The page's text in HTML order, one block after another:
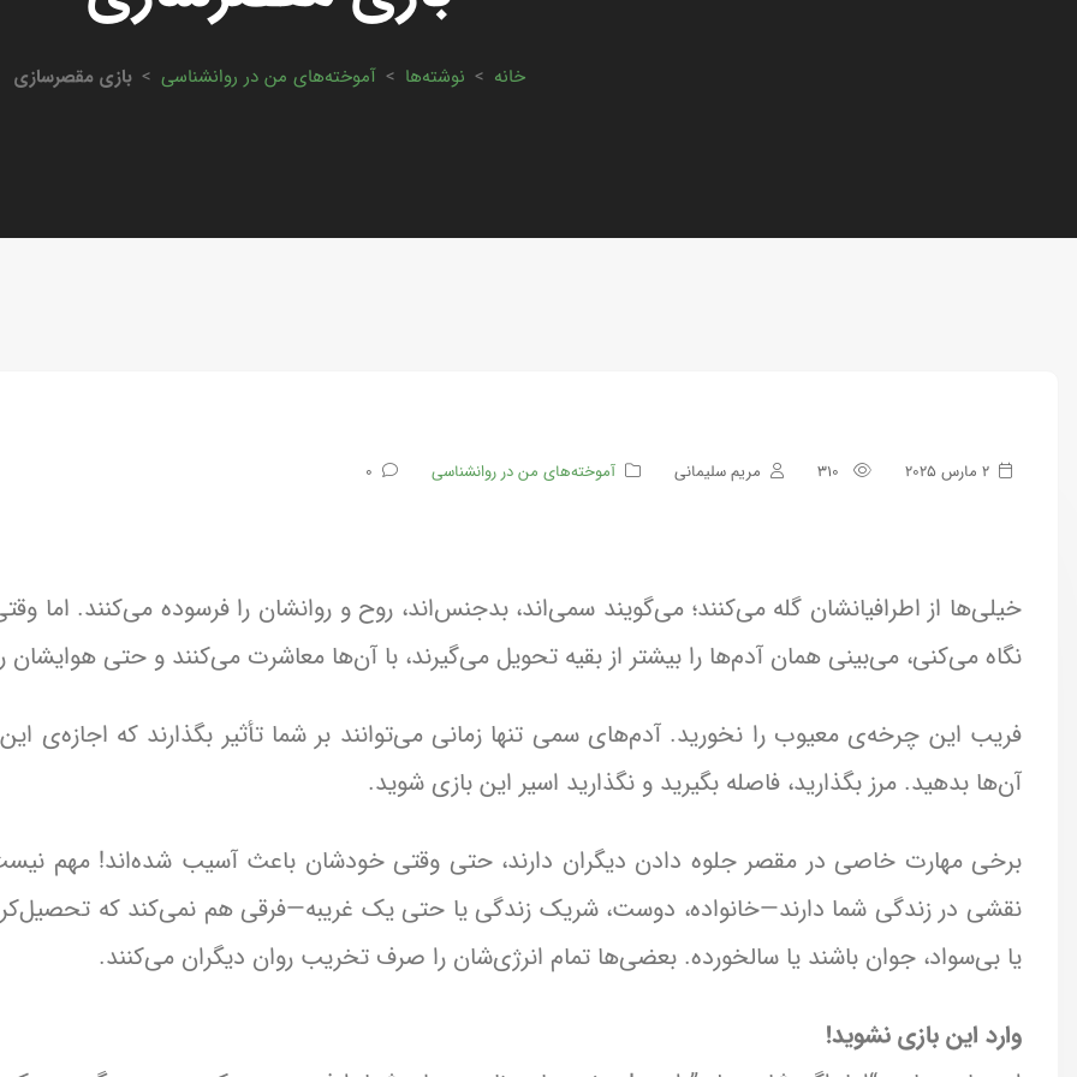
خانه > نوشته‌ها > آموخته‌های من در روانشناسی > بازی مقصرسازی
2 مارس 2025 مریم سلیمانی آموخته‌های من در روانشناسی 0
خیلی‌ها از اطرافیانشان گله می‌کنند؛ می‌گویند سمی‌اند، بدجنس‌اند، روح و روانشان را فرسوده می‌کنند. اما
نگاه می‌کنی، می‌بینی همان آدم‌ها را بیشتر از بقیه تحویل می‌گیرند، با آن‌ها معاشرت می‌کنند و حتی هوایشان
فریب این چرخه‌ی معیوب را نخورید. آدم‌های سمی تنها زمانی می‌توانند بر شما تأثیر بگذارند که اجازه‌ی این
آن‌ها بدهید. مرز بگذارید، فاصله بگیرید و نگذارید اسیر این بازی شوید.
برخی مهارت خاصی در مقصر جلوه دادن دیگران دارند، حتی وقتی خودشان باعث آسیب شده‌اند! مهم
نقشی در زندگی شما دارند—خانواده، دوست، شریک زندگی یا حتی یک غریبه—فرقی هم نمی‌کند که
یا بی‌سواد، جوان باشند یا سالخورده. بعضی‌ها تمام انرژی‌شان را صرف تخریب روان دیگران می‌کنند.
وارد این بازی نشوید!